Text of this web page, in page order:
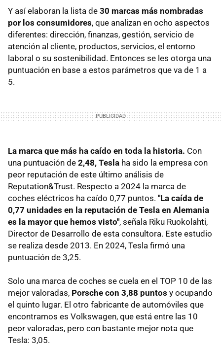
Y así elaboran la lista de 30 marcas más nombradas
por los consumidores, que analizan en ocho aspectos
diferentes: dirección, finanzas, gestión, servicio de
atención al cliente, productos, servicios, el entorno
laboral o su sostenibilidad. Entonces se les otorga una
puntuación en base a estos parámetros que va de 1 a
5.
La marca que más ha caído en toda la historia. Con
una puntuación de 2,48, Tesla ha sido la empresa con
peor reputación de este último análisis de
Reputation&Trust. Respecto a 2024 la marca de
coches eléctricos ha caído 0,77 puntos. "La caída de
0,77 unidades en la reputación de Tesla en Alemania
es la mayor que hemos visto", señala Riku Ruokolahti,
Director de Desarrollo de esta consultora. Este estudio
se realiza desde 2013. En 2024, Tesla firmó una
puntuación de 3,25.
Solo una marca de coches se cuela en el TOP 10 de las
mejor valoradas, Porsche con 3,88 puntos y ocupando
el quinto lugar. El otro fabricante de automóviles que
encontramos es Volkswagen, que está entre las 10
peor valoradas, pero con bastante mejor nota que
Tesla: 3,05.